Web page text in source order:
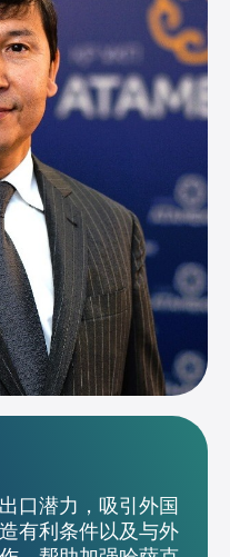
口潜力，吸引外国
有利条件以及与外